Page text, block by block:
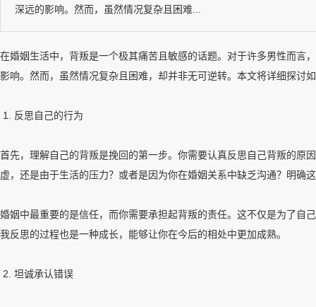
深远的影响。然而，虽然情况复杂且困难...
在婚姻生活中，背叛是一个极其痛苦且敏感的话题。对于许多男性而言
影响。然而，虽然情况复杂且困难，却并非无可逆转。本文将详细探讨
1. 反思自己的行为
首先，理解自己的背叛是挽回的第一步。你需要认真反思自己背叛的原
虚，还是由于生活的压力？或者是因为你在婚姻关系中缺乏沟通？明确
婚姻中最重要的是信任，而你需要承担起背叛的责任。这不仅是为了自
我反思的过程也是一种成长，能够让你在今后的相处中更加成熟。
2. 坦诚承认错误